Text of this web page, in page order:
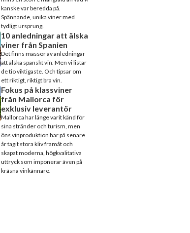
kanske var beredda på.
Spännande, unika viner med
tydligt ursprung.
10 anledningar att älska
viner från Spanien
Det finns massor av anledningar
att älska spanskt vin. Men vi listar
de tio viktigaste. Och tipsar om
ett riktigt, riktigt bra vin.
Fokus på klassviner
från Mallorca för
exklusiv leverantör
Mallorca har länge varit känd för
sina stränder och turism, men
öns vinproduktion har på senare
år tagit stora kliv framåt och
skapat moderna, högkvalitativa
uttryck som imponerar även på
kräsna vinkännare.